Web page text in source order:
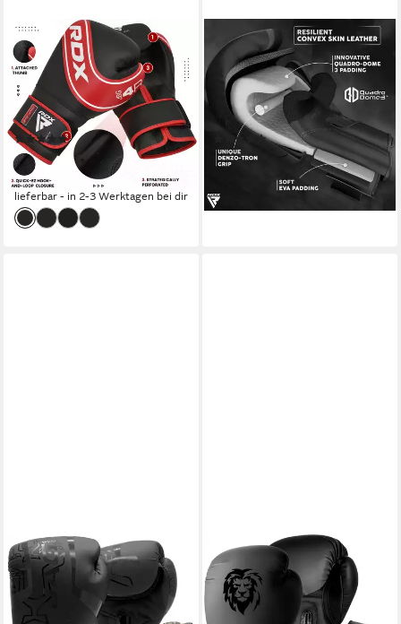
RDX SPORTS
Kinderboxhandschuhe RDX
Kinder Boxhandschuhe,Muay
Thai Sparring MMA Kickboxen
Kampf
(4)
ab 28,99 € 32,99 €
-12%
lieferbar - in 2-3 Werktagen bei dir
RDX SPORTS
Boxhandschuhe RDX
Boxhandschuhe, Muay Thai
Kickboxing Sparring, Punching
Handschuhe
(17)
42,99 €
lieferbar - in 2-3 Werktagen bei dir